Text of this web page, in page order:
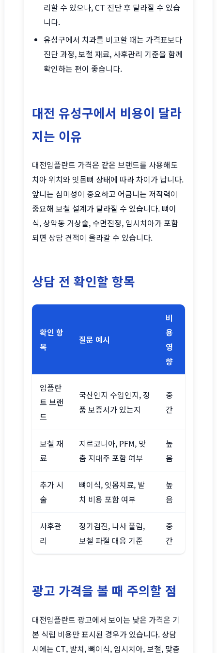
리할 수 있으나, CT 진단 후 달라질 수 있습
니다.
유성구에서 치과를 비교할 때는 가격표보다
진단 과정, 보철 재료, 사후관리 기준을 함께
확인하는 편이 좋습니다.
대전 유성구에서 비용이 달라
지는 이유
대전임플란트 가격은 같은 브랜드를 사용해도
치아 위치와 잇몸뼈 상태에 따라 차이가 납니다.
앞니는 심미성이 중요하고 어금니는 저작력이
중요해 보철 설계가 달라질 수 있습니다. 뼈이
식, 상악동 거상술, 수면진정, 임시치아가 포함
되면 상담 견적이 올라갈 수 있습니다.
상담 전 확인할 항목
확인 항
목
질문 예시
비
용
영
향
임플란
트 브랜
드
국산인지 수입인지, 정
품 보증서가 있는지
중
간
보철 재
료
지르코니아, PFM, 맞
춤 지대주 포함 여부
높
음
추가 시
술
뼈이식, 잇몸치료, 발
치 비용 포함 여부
높
음
사후관
리
정기검진, 나사 풀림,
보철 파절 대응 기준
중
간
광고 가격을 볼 때 주의할 점
대전임플란트 광고에서 보이는 낮은 가격은 기
본 식립 비용만 표시된 경우가 있습니다. 상담
시에는 CT, 발치, 뼈이식, 임시치아, 보철, 맞춤